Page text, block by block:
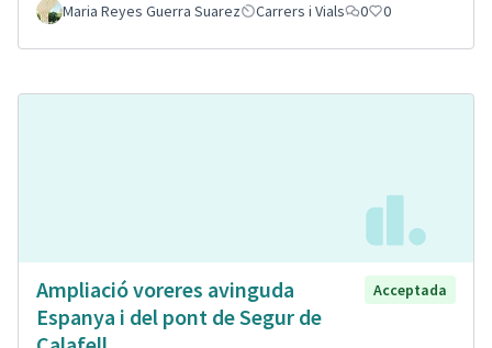
Maria Reyes Guerra Suarez Carrers i Vials 0 0
Ampliació voreres avinguda
Espanya i del pont de Segur de
Acceptada